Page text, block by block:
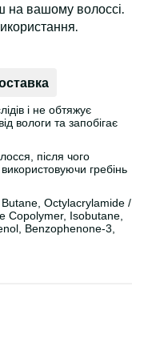
на вашому волоссі.
і не обтяжує
вологи та запобігає
після чого
гребінь
Octylacrylamide /
Copolymer, Isobutane,
Benzophenone-3,